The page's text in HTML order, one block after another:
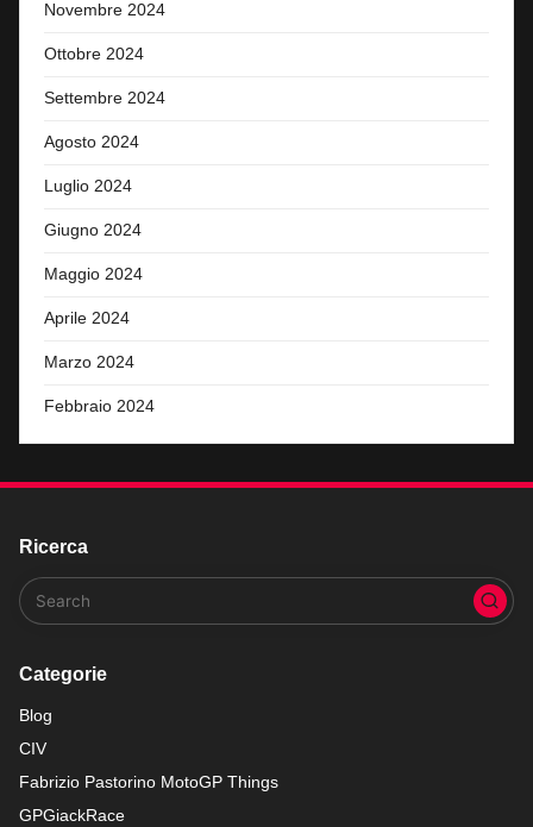
Novembre 2024
Ottobre 2024
Settembre 2024
Agosto 2024
Luglio 2024
Giugno 2024
Maggio 2024
Aprile 2024
Marzo 2024
Febbraio 2024
Ricerca
Categorie
Blog
CIV
Fabrizio Pastorino MotoGP Things
GPGiackRace